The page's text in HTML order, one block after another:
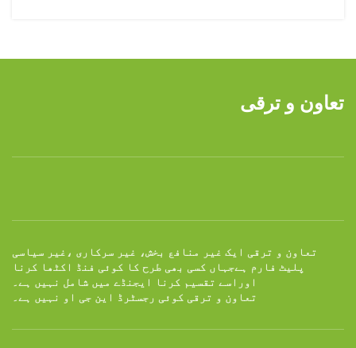
تعاون و ترقی
تعاون و ترقی ایک غیر منافع بخش، غیر سرکاری ،غیر سیاسی
پلیٹ فارم ہےجہاں کسی بھی طرح کا کوئی فنڈ اکٹھا کرنا
اوراسے تقسیم کرنا ایجنڈے میں شامل نہیں ہے۔
تعاون و ترقی کوئی رجسٹرڈ این جی او نہیں ہے۔